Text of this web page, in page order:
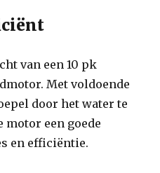
van een 10 pk
Met voldoende
door het water te
motor een goede
en efficiëntie.